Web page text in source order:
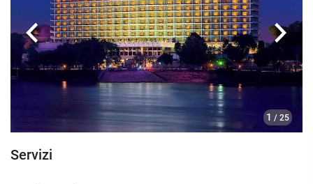
1 / 25
Anteriore
Servizi